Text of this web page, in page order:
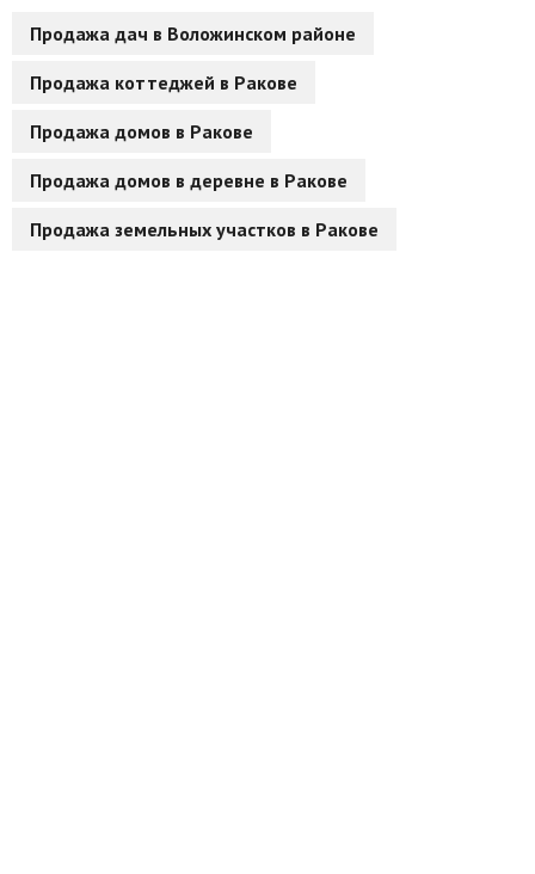
Продажа дач в Воложинском районе
Продажа коттеджей в Ракове
Продажа домов в Ракове
Продажа домов в деревне в Ракове
Продажа земельных участков в Ракове